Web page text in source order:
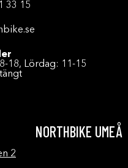
33 15
18, Lördag: 11-15
NORTHBIKE UMEÅ
2